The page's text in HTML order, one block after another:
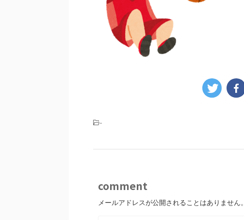
-
comment
メールアドレスが公開されることはありません。